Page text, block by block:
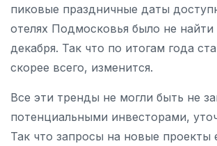
пиковые праздничные даты
отелях Подмосковья было не
декабря. Так что по итогам года
скорее всего, изменится.
Все эти тренды не могли быть не
потенциальными инвесторами,
Так что запросы на новые проекты